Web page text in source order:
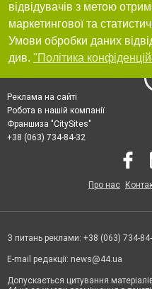
відвідувачів з метою
маркетингової та
Умови обробки даних
див. "Політика
Реклама на сайті
Робота в нашій компанії
Франшиза "CitySites"
+38 (063) 734-84-32
Про нас
З питань реклами: +38 (063) 734-
E-mail редакції: news@44.ua
Допускається цитування